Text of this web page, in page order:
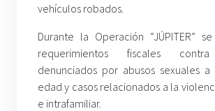
vehículos robados.
Durante la Operación “JÚPITER”
requerimientos fiscales
denunciados por abusos sexuales
edad y casos relacionados a la
e intrafamiliar.